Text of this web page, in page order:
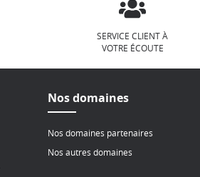
SERVICE CLIENT À
VOTRE ÉCOUTE
Nos domaines
Nos domaines partenaires
Nos autres domaines